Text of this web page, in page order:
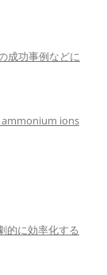
成功事例などに
ammonium ions
的に効率化する